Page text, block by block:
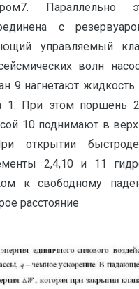
Параллельно
с
управляемый
волн
9 нагнетают
1. При этом поршень
10 поднимают в
открытии
2,4,10 и 11
к свободному
расстояние